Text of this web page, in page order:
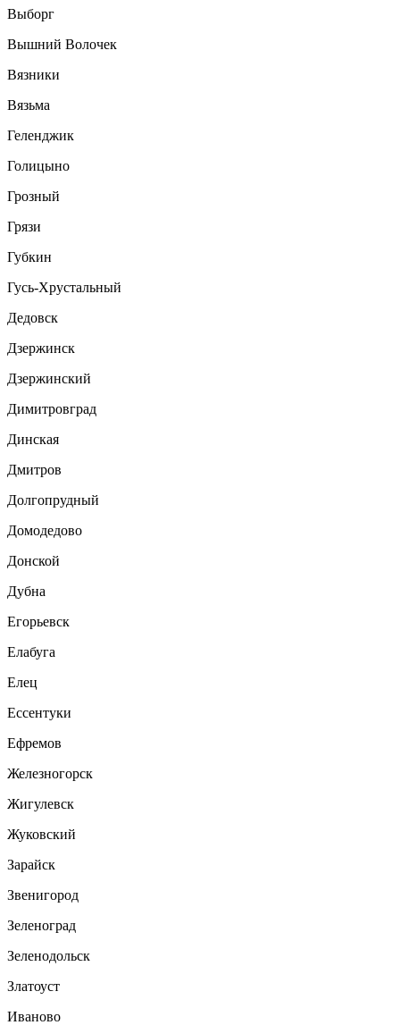
Выборг
Вышний Волочек
Вязники
Вязьма
Геленджик
Голицыно
Грозный
Грязи
Губкин
Гусь-Хрустальный
Дедовск
Дзержинск
Дзержинский
Димитровград
Динская
Дмитров
Долгопрудный
Домодедово
Донской
Дубна
Егорьевск
Елабуга
Елец
Ессентуки
Ефремов
Железногорск
Жигулевск
Жуковский
Зарайск
Звенигород
Зеленоград
Зеленодольск
Златоуст
Иваново